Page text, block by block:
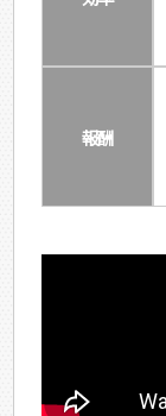
報酬